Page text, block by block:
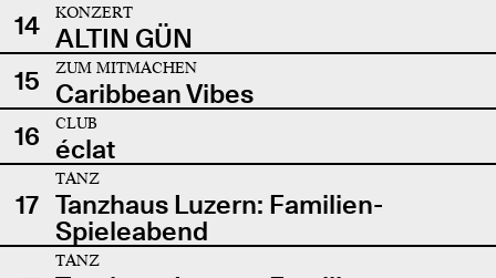
14
KONZERT
ALTIN GÜN
15
ZUM MITMACHEN
Caribbean Vibes
16
CLUB
éclat
17
TANZ
Tanzhaus Luzern: Familien-
Spieleabend
TANZ